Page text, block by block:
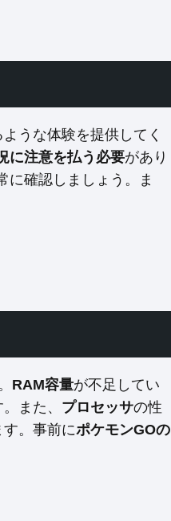
うな体験を提供してく
に注意を払う必要があり
に確認しましょう。ま
RAM容量が不足してい
また、 プロセッサの性
。事前にポケモンGOの